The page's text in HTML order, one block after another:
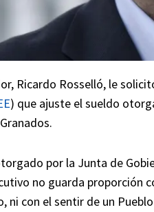
Ricardo Rosselló, le
) que ajuste el sueldo
por la Junta de
no guarda proporción
ni con el sentir de un